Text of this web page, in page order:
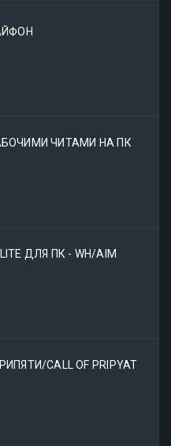
ЧИТАМИ НА ПК
ДЛЯ ПК - WH/AIM
CALL OF PRIPYAT